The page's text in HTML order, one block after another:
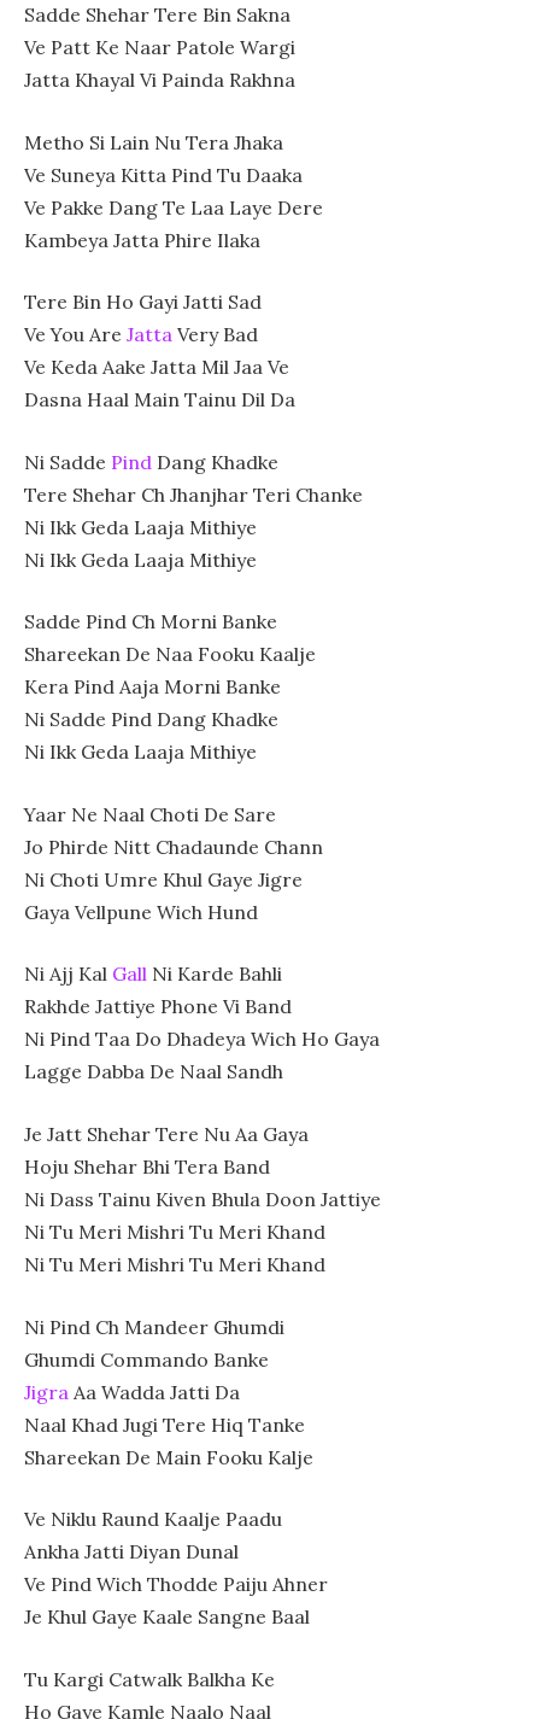
Sadde Shehar Tere Bin Sakna
Ve Patt Ke Naar Patole Wargi
Jatta Khayal Vi Painda Rakhna
Metho Si Lain Nu Tera Jhaka
Ve Suneya Kitta Pind Tu Daaka
Ve Pakke Dang Te Laa Laye Dere
Kambeya Jatta Phire Ilaka
Tere Bin Ho Gayi Jatti Sad
Ve You Are Jatta Very Bad
Ve Keda Aake Jatta Mil Jaa Ve
Dasna Haal Main Tainu Dil Da
Ni Sadde Pind Dang Khadke
Tere Shehar Ch Jhanjhar Teri Chanke
Ni Ikk Geda Laaja Mithiye
Ni Ikk Geda Laaja Mithiye
Sadde Pind Ch Morni Banke
Shareekan De Naa Fooku Kaalje
Kera Pind Aaja Morni Banke
Ni Sadde Pind Dang Khadke
Ni Ikk Geda Laaja Mithiye
Yaar Ne Naal Choti De Sare
Jo Phirde Nitt Chadaunde Chann
Ni Choti Umre Khul Gaye Jigre
Gaya Vellpune Wich Hund
Ni Ajj Kal Gall Ni Karde Bahli
Rakhde Jattiye Phone Vi Band
Ni Pind Taa Do Dhadeya Wich Ho Gaya
Lagge Dabba De Naal Sandh
Je Jatt Shehar Tere Nu Aa Gaya
Hoju Shehar Bhi Tera Band
Ni Dass Tainu Kiven Bhula Doon Jattiye
Ni Tu Meri Mishri Tu Meri Khand
Ni Tu Meri Mishri Tu Meri Khand
Ni Pind Ch Mandeer Ghumdi
Ghumdi Commando Banke
Jigra Aa Wadda Jatti Da
Naal Khad Jugi Tere Hiq Tanke
Shareekan De Main Fooku Kalje
Ve Niklu Raund Kaalje Paadu
Ankha Jatti Diyan Dunal
Ve Pind Wich Thodde Paiju Ahner
Je Khul Gaye Kaale Sangne Baal
Tu Kargi Catwalk Balkha Ke
Ho Gaye Kamle Naalo Naal